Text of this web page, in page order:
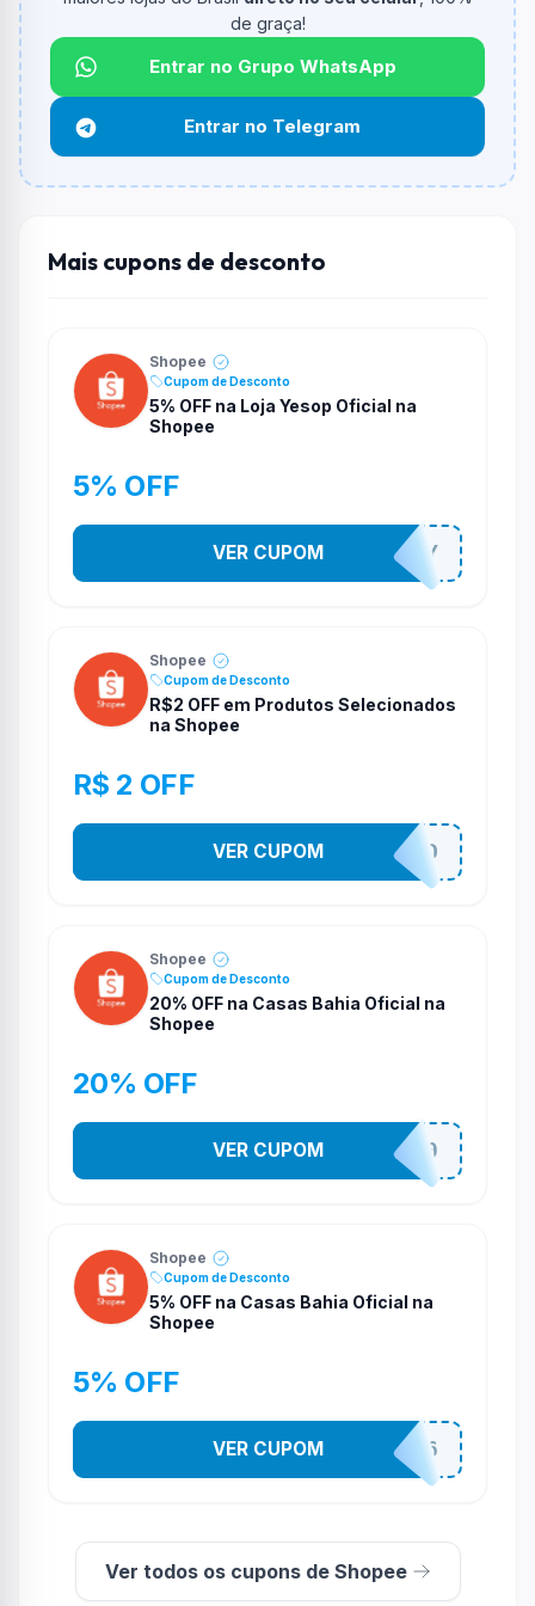
Qual é o desconto máximo?
Não informado ou sem limite.
Funciona em qualquer produto?
Não necessariamente. Depende de itens participantes
e alguns vendedores ou produtos especificos podem
não aceitar cupons.
de graça!
Entrar no Grupo WhatsApp
Entrar no Telegram
Mais cupons de desconto
Shopee
Cupom de Desconto
5% OFF na Loja Yesop Oficial na
Shopee
5% OFF
YESO274Y
VER CUPOM
Shopee
Cupom de Desconto
R$2 OFF em Produtos Selecionados
na Shopee
R$ 2 OFF
VNOXVHJFD
VER CUPOM
Shopee
Cupom de Desconto
20% OFF na Casas Bahia Oficial na
Shopee
20% OFF
CASATEL20
VER CUPOM
Shopee
Cupom de Desconto
5% OFF na Casas Bahia Oficial na
Shopee
5% OFF
CASA03086
VER CUPOM
Ver todos os cupons de Shopee